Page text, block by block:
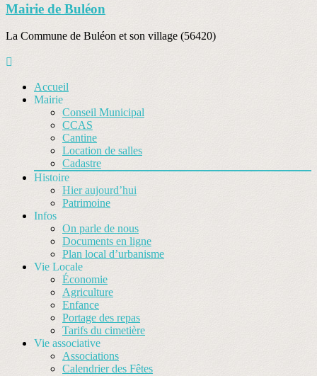
Mairie de Buléon
La Commune de Buléon et son village (56420)
Accueil
Mairie
Conseil Municipal
CCAS
Cantine
Location de salles
Cadastre
Histoire
Hier aujourd’hui
Patrimoine
Infos
On parle de nous
Documents en ligne
Plan local d’urbanisme
Vie Locale
Économie
Agriculture
Enfance
Portage des repas
Tarifs du cimetière
Vie associative
Associations
Calendrier des Fêtes